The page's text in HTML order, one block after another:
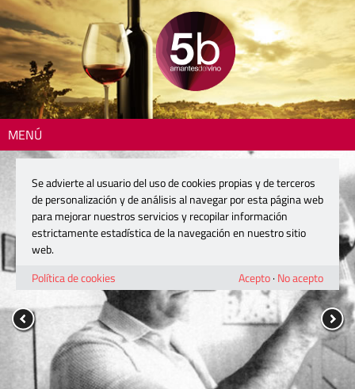
MENÚ
Se advierte al usuario del uso de cookies propias y de terceros
de personalización y de análisis al navegar por esta página web
para mejorar nuestros servicios y recopilar información
estrictamente estadística de la navegación en nuestro sitio
web.
Política de cookies
Acepto· No acepto